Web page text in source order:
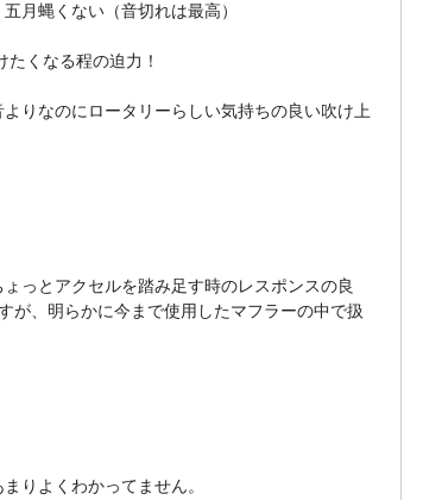
月蝿くない（音切れは最高）
なる程の迫力！
のにロータリーらしい気持ちの良い吹け上
っとアクセルを踏み足す時のレスポンスの良
、明らかに今まで使用したマフラーの中で扱
りよくわかってません。